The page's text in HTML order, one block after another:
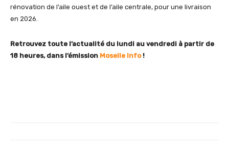
rénovation de l’aile ouest et de l’aile centrale, pour une livraison
en 2026.
Retrouvez toute l’actualité du lundi au vendredi à partir de
18 heures, dans l’émission Moselle Info !